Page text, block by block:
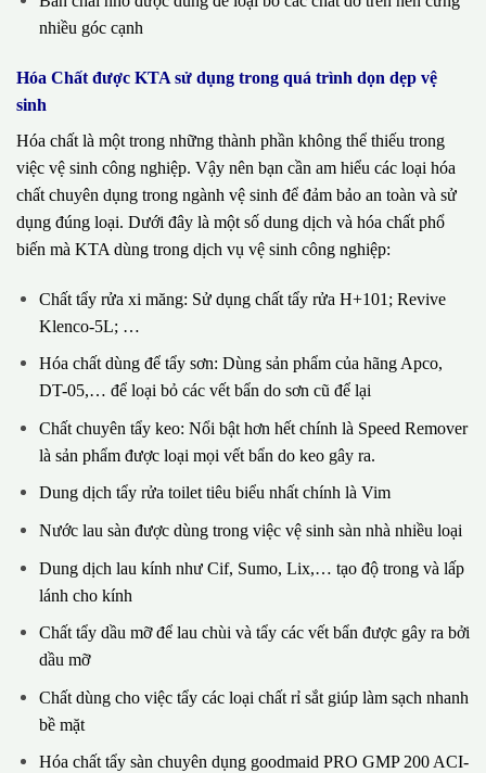
nhiều góc cạnh
Hóa Chất được KTA sử dụng trong quá trình dọn dẹp vệ
sinh
Hóa chất là một trong những thành phần không thể thiếu trong
việc vệ sinh công nghiệp. Vậy nên bạn cần am hiểu các loại hóa
chất chuyên dụng trong ngành vệ sinh để đảm bảo an toàn và sử
dụng đúng loại. Dưới đây là một số dung dịch và hóa chất phổ
biến mà KTA dùng trong dịch vụ vệ sinh công nghiệp:
Chất tẩy rửa xi măng: Sử dụng chất tẩy rửa H+101; Revive
Klenco-5L; …
Hóa chất dùng để tẩy sơn: Dùng sản phẩm của hãng Apco,
DT-05,… để loại bỏ các vết bẩn do sơn cũ để lại
Chất chuyên tẩy keo: Nổi bật hơn hết chính là Speed Remover
là sản phẩm được loại mọi vết bẩn do keo gây ra.
Dung dịch tẩy rửa toilet tiêu biểu nhất chính là Vim
Nước lau sàn được dùng trong việc vệ sinh sàn nhà nhiều loại
Dung dịch lau kính như Cif, Sumo, Lix,… tạo độ trong và lấp
lánh cho kính
Chất tẩy dầu mỡ để lau chùi và tẩy các vết bẩn được gây ra bởi
dầu mỡ
Chất dùng cho việc tẩy các loại chất rỉ sắt giúp làm sạch nhanh
bề mặt
Hóa chất tẩy sàn chuyên dụng goodmaid PRO GMP 200 ACI-